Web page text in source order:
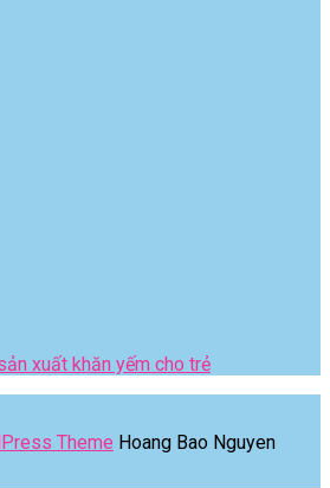
xuất khăn yếm cho trẻ
Theme Hoang Bao Nguyen